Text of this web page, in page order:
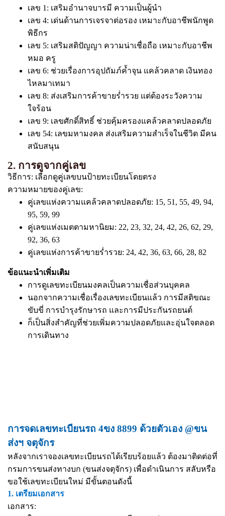
เลข 1: เสริมอำนาจบารมี ความเป็นผู้นำ
เลข 4: เด่นด้านการเจรจาต่อรอง เหมาะกับอาชีพนักพูด
พิธีกร
เลข 5: เสริมสติปัญญา ความน่าเชื่อถือ เหมาะกับอาชีพ
หมอ ครู
เลข 6: ช่วยเรื่องการอุปถัมภ์ค้ำจุน แคล้วคลาด เงินทอง
ไหลมาเทมา
เลข 8: ส่งเสริมการค้าขายร่ำรวย แต่ต้องระวังความ
ใจร้อน
เลข 9: เลขศักดิ์สิทธิ์ ช่วยคุ้มครองแคล้วคลาดปลอดภัย
เลข 54: เลขมหามงคล ส่งเสริมความสำเร็จในชีวิต มีคน
สนับสนุน
2. การดูจากคู่เลข
วิธีการ: เลือกดูคู่เลขบนป้ายทะเบียนโดยตรง
ความหมายของคู่เลข:
คู่เลขแห่งความแคล้วคลาดปลอดภัย: 15, 51, 55, 49, 94,
95, 59, 99
คู่เลขแห่งเมตตามหานิยม: 22, 23, 32, 24, 42, 26, 62, 29,
92, 36, 63
คู่เลขแห่งการค้าขายร่ำรวย: 24, 42, 36, 63, 66, 28, 82
ข้อแนะนำเพิ่มเติม
การดูเลขทะเบียนมงคลเป็นความเชื่อส่วนบุคคล
นอกจากความเชื่อเรื่องเลขทะเบียนแล้ว การมีสติขณะ
ขับขี่ การบำรุงรักษารถ และการมีประกันรถยนต์
ก็เป็นสิ่งสำคัญที่ช่วยเพิ่มความปลอดภัยและอุ่นใจตลอด
การเดินทาง
การจดเลขทะเบียนรถ 4ขง 8899 ด้วยตัวเอง @ขน
ส่งฯ จตุจักร
หลังจากเราจองเลขทะเบียนรถได้เรียบร้อยแล้ว ต้องมาติดต่อที่
กรมการขนส่งทางบก (ขนส่งจตุจักร) เพื่อดำเนินการ สลับหรือ
ขอใช้เลขทะเบียนใหม่ มีขั้นตอนดังนี้
1. เตรียมเอกสาร
เอกสาร: